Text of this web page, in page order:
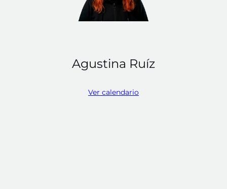
Agustina Ruíz
Ver calendario